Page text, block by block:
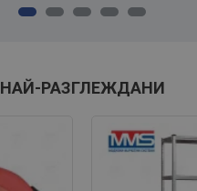
НАЙ-РАЗГЛЕЖДАНИ